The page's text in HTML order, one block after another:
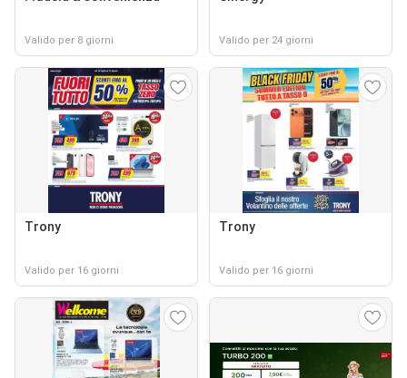
Valido per 8 giorni Valido per 24 giorni
Trony
Valido per 16 giorni
Trony
Valido per 16 giorni